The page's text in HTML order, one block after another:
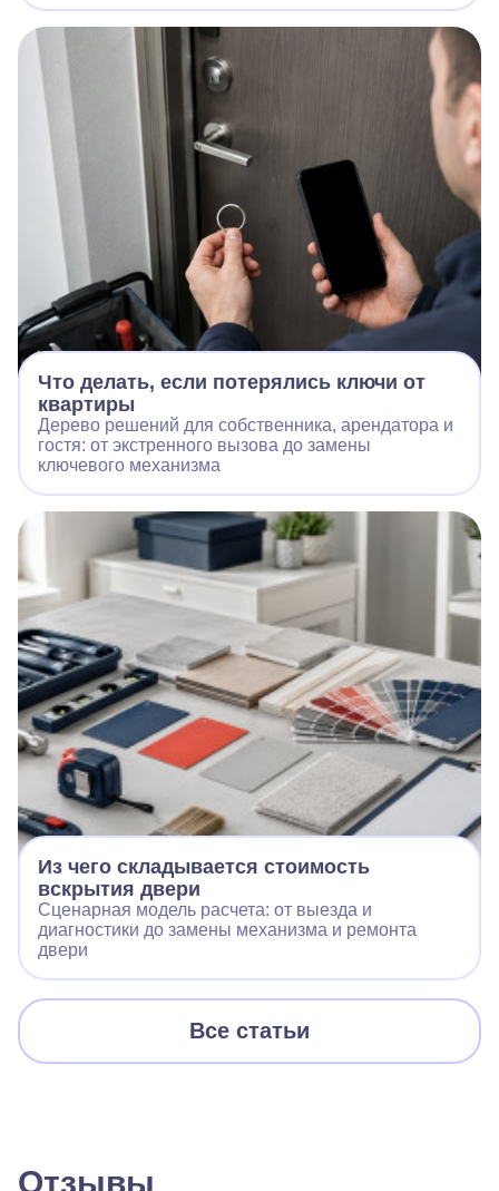
Что делать, если потерялись ключи от
квартиры
Дерево решений для собственника, арендатора и
гостя: от экстренного вызова до замены
ключевого механизма
Из чего складывается стоимость
вскрытия двери
Сценарная модель расчета: от выезда и
диагностики до замены механизма и ремонта
двери
Все статьи
Отзывы